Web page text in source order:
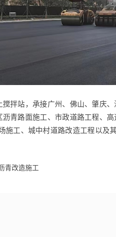
拌站，承接广州、佛山、肇庆、
青路面施工、市政道路工程、
施工、城中村道路改造工程以及
青改造施工